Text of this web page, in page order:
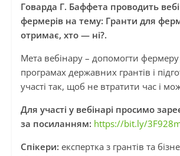
Говарда Г. Баффета проводить
фермерів на тему: Гранти для
отримає, хто — ні?.
Мета вебінару – допомогти фермеру
програмах державних грантів і
участі так, щоб не втратити час і
Для участі у вебінарі просимо
за посиланням: https://bit.ly/
Спікери: експертка з грантів та